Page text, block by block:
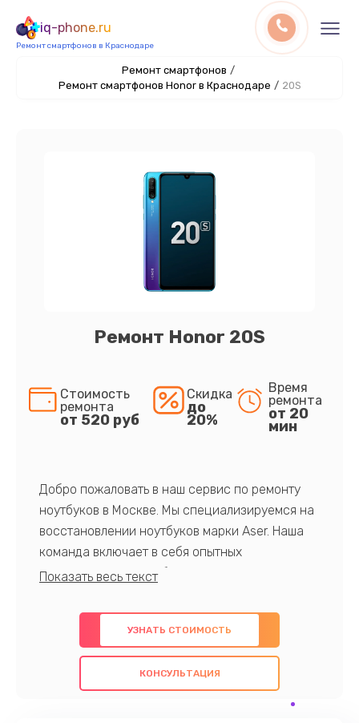
iq-phone.ru
Ремонт смартфонов в Краснодаре
Ремонт смартфонов /
Ремонт смартфонов Honor в Краснодаре / 20S
Ремонт Honor 20S
Стоимость
ремонта
от 520 руб
Скидка
до
20%
Время
ремонта
от 20
мин
Добро пожаловать в наш сервис по ремонту
ноутбуков в Москве. Мы специализируемся на
восстановлении ноутбуков марки Aser. Наша
команда включает в себя опытных
профессионалов с обширными знаниями и
предлагаем быстрый и качественный ремонт с
использованием оригинальных компонентов, а
также гарантируем качество всех
проведенных работ. Наша цель - предоставить
УЗНАТЬ СТОИМОСТЬ
КОНСУЛЬТАЦИЯ